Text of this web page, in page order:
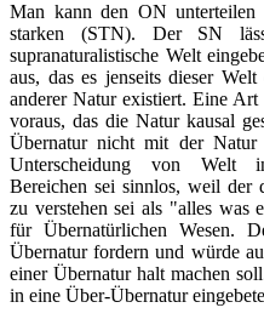
Man kann den ON
starken (STN). Der SN
supranaturalistische Welt
aus, das es jenseits dieser
anderer Natur existiert. Eine
voraus, das die Natur kausal
Übernatur nicht mit der
Unterscheidung von Welt
Bereichen sei sinnlos, weil
zu verstehen sei als "alles was
für Übernatürlichen Wesen.
Übernatur fordern und würde
einer Übernatur halt machen
in eine Über-Übernatur